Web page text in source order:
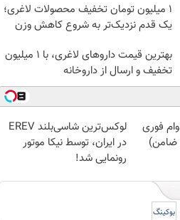
۱ میلیون تومان تخفیف محصولات لاغری؛
یک قدم نزدیک‌تر به شروع کاهش وزن
بهترین قیمت داروهای لاغری، با ۱ میلیون
تخفیف و ارسال از داروخانه‌
وام فوری
ضامن)
لوکس‌ترین شاسی‌بلند EREV
در ایران، توسط نیکا موتور
رونمایی شد!
بوکینگ